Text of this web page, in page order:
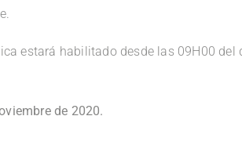
estará habilitado desde las 09H00
de 2020.